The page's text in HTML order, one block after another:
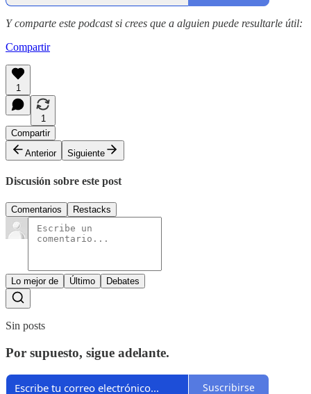
Y comparte este podcast si crees que a alguien puede resultarle útil:
Compartir
1
1
Compartir
Anterior
Siguiente
Discusión sobre este post
Comentarios Restacks
Lo mejor de Último Debates
Sin posts
Por supuesto, sigue adelante.
Suscribirse